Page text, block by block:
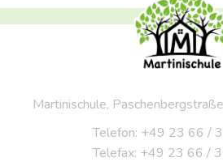
Martinischule,
Telefon: +49 23 66 /
Telefax: +49 23 66 /